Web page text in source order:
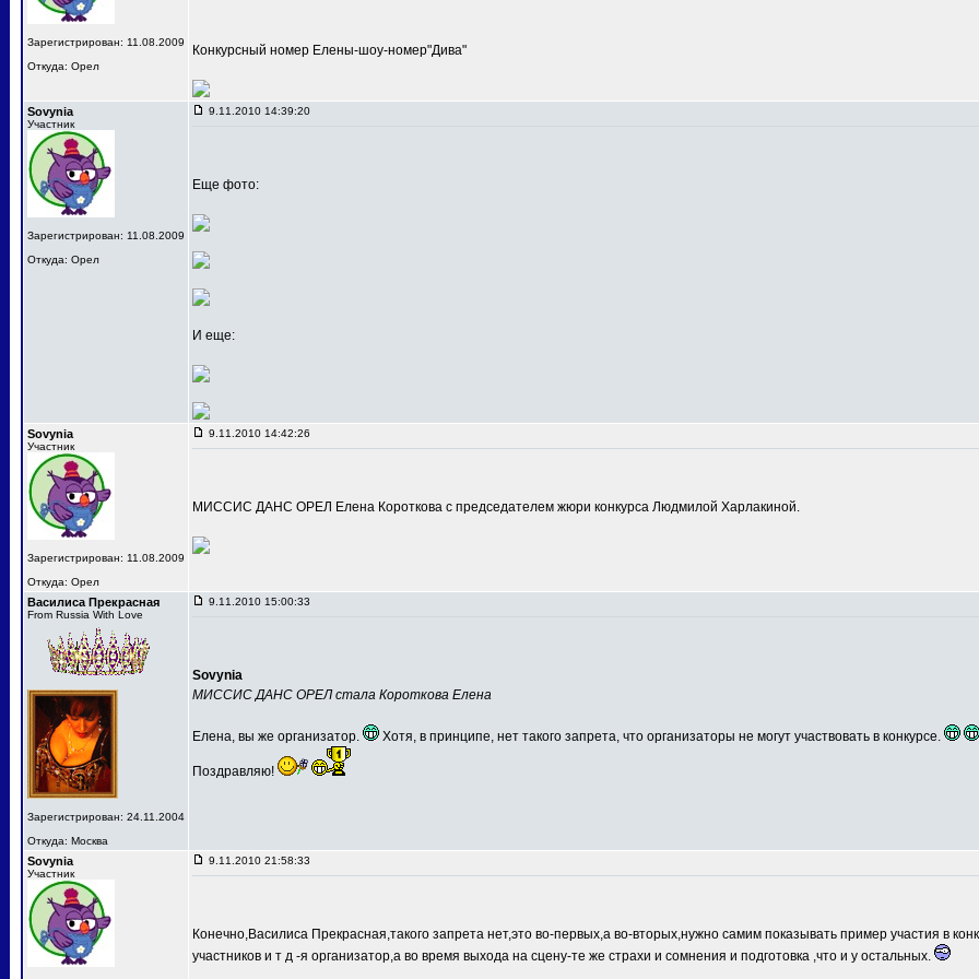
Зарегистрирован: 11.08.2009
Откуда: Орел
Конкурсный номер Елены-шоу-номер"Дива"
Sovynia
Участник
Зарегистрирован: 11.08.2009
Откуда: Орел
9.11.2010 14:39:20
Еще фото:
И еще:
Sovynia
Участник
Зарегистрирован: 11.08.2009
Откуда: Орел
9.11.2010 14:42:26
МИССИС ДАНС ОРЕЛ Елена Короткова с председателем жюри конкурса Людмилой Харлакиной.
Василиса Прекрасная
From Russia With Love
Зарегистрирован: 24.11.2004
Откуда: Москва
9.11.2010 15:00:33
Sovynia
МИССИС ДАНС ОРЕЛ стала Короткова Елена
Елена, вы же организатор. Хотя, в принципе, нет такого запрета, что организаторы не могут участвовать в конкурсе.
Поздравляю!
Sovynia
Участник
9.11.2010 21:58:33
Конечно,Василиса Прекрасная,такого запрета нет,это во-первых,а во-вторых,нужно самим показывать пример участия в
участников и т д -я организатор,а во время выхода на сцену-те же страхи и сомнения и подготовка ,что и у остальных.